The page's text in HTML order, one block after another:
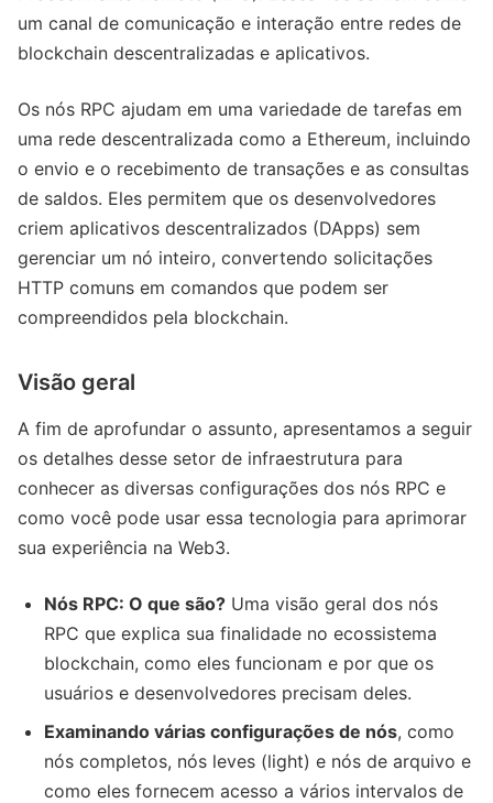
um canal de comunicação e interação entre redes de
blockchain descentralizadas e aplicativos.
Os nós RPC ajudam em uma variedade de tarefas em
uma rede descentralizada como a Ethereum, incluindo
o envio e o recebimento de transações e as consultas
de saldos. Eles permitem que os desenvolvedores
criem aplicativos descentralizados (DApps) sem
gerenciar um nó inteiro, convertendo solicitações
HTTP comuns em comandos que podem ser
compreendidos pela blockchain.
Visão geral
A fim de aprofundar o assunto, apresentamos a seguir
os detalhes desse setor de infraestrutura para
conhecer as diversas configurações dos nós RPC e
como você pode usar essa tecnologia para aprimorar
sua experiência na Web3.
Nós RPC: O que são? Uma visão geral dos nós
RPC que explica sua finalidade no ecossistema
blockchain, como eles funcionam e por que os
usuários e desenvolvedores precisam deles.
Examinando várias configurações de nós, como
nós completos, nós leves (light) e nós de arquivo e
como eles fornecem acesso a vários intervalos de